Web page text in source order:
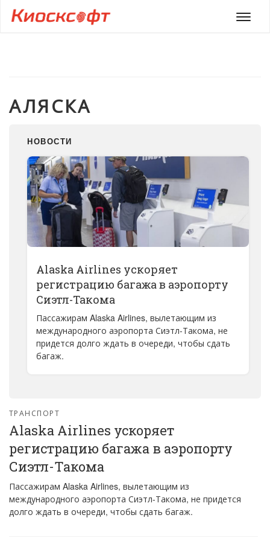
Меню
АЛЯСКА
НОВОСТИ
Alaska Airlines ускоряет
регистрацию багажа в аэропорту
Сиэтл-Такома
Пассажирам Alaska Airlines, вылетающим из
международного аэропорта Сиэтл-Такома, не
придется долго ждать в очереди, чтобы сдать
багаж.
ТРАНСПОРТ
Alaska Airlines ускоряет
регистрацию багажа в аэропорту
Сиэтл-Такома
Пассажирам Alaska Airlines, вылетающим из
международного аэропорта Сиэтл-Такома, не придется
долго ждать в очереди, чтобы сдать багаж.